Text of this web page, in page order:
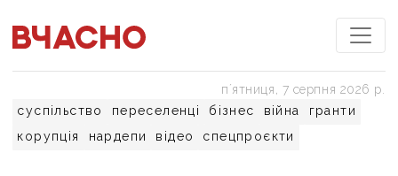
суспільство переселенці бізнес війна
гранти
корупція
нардепи відео спецпроєкти
пʼятниця, 7 серпня 2026 р.